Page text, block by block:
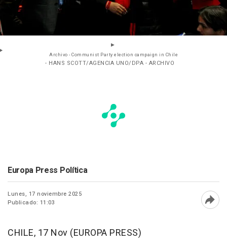
Archivo - Communist Party election campaign in Chile
- HANS SCOTT/AGENCIA UNO/DPA - ARCHIVO
Europa Press Política
Lunes, 17 noviembre 2025
Publicado: 11:03
CHILE, 17 Nov (EUROPA PRESS)